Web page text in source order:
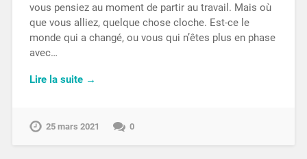
vous pensiez au moment de partir au travail. Mais où
que vous alliez, quelque chose cloche. Est-ce le
monde qui a changé, ou vous qui n’êtes plus en phase
avec…
Lire la suite →
25 mars 2021 0